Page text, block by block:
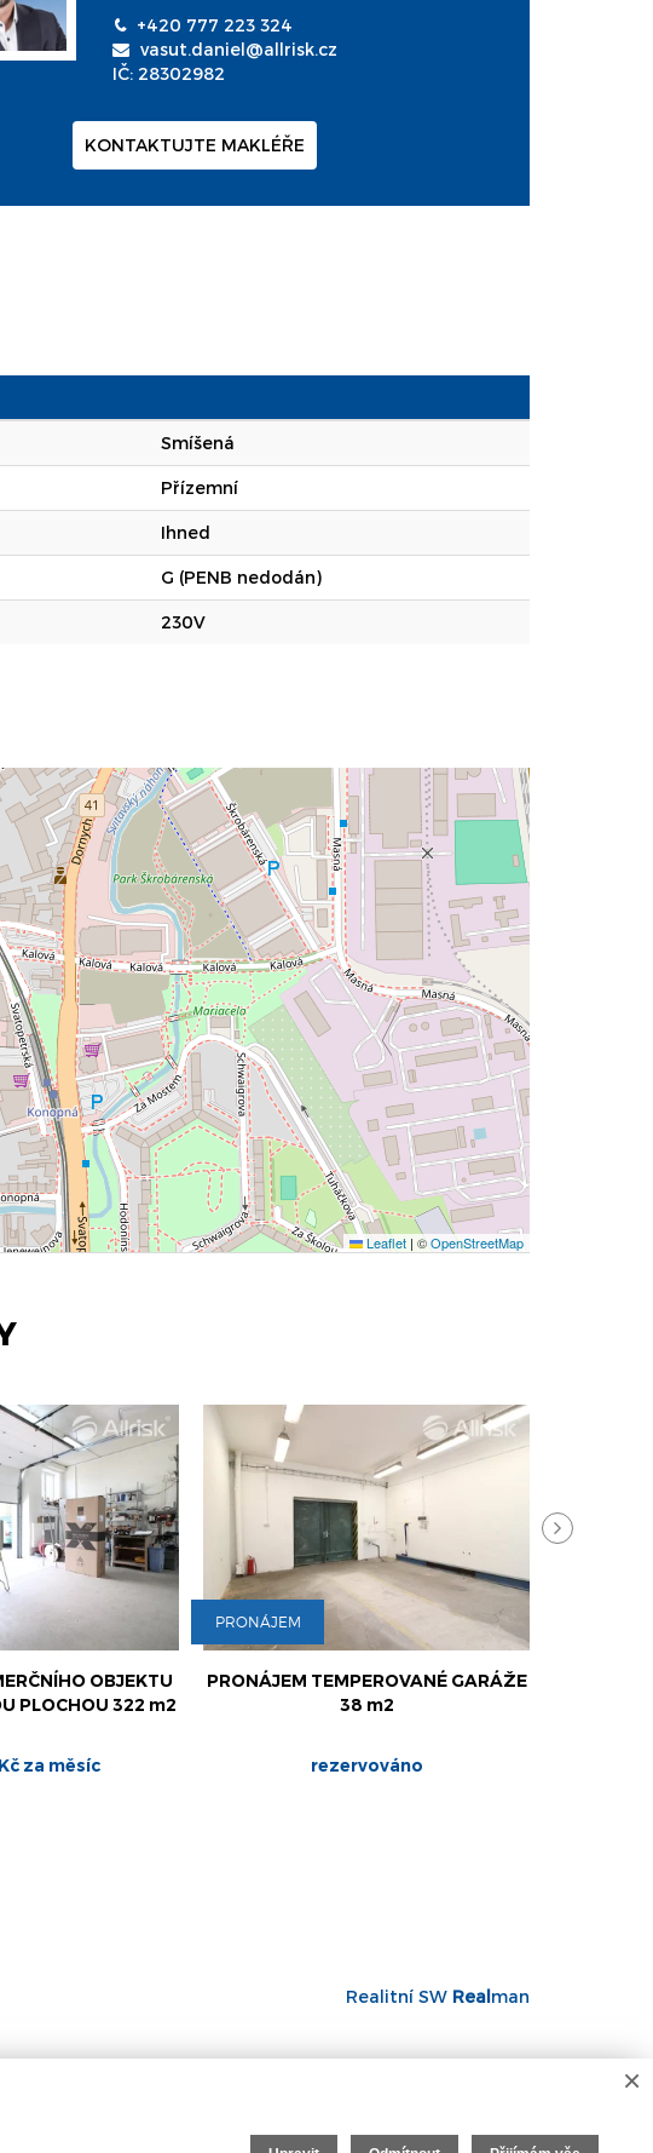
+420 777 223 324
vasut.daniel@allrisk.cz
IČ: 28302982
KONTAKTUJTE MAKLÉŘE
Smíšená
Přízemní
Ihned
G (PENB nedodán)
230V
Leaflet | ©OpenStreetMap
OBJEKTU
PLOCHOU 322 m2
za měsíc
PRONÁJEM
PRONÁJEM TEMPEROVANÉ GARÁŽE
38 m2
rezervováno
Realitní SW Realman
×